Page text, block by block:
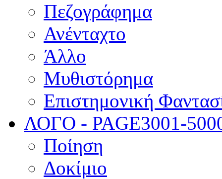
Πεζογράφημα
Ανένταχτο
Άλλο
Μυθιστόρημα
Επιστημονική
ΛΟΓΟ - PAGE3001-
Ποίηση
Δοκίμιο